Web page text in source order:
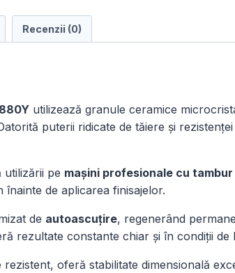
Recenzii (0)
utilizează granule ceramice
puterii ridicate de tăiere și
utilizării pe mașini profesionale cu
de aplicarea finisajelor.
de autoascuțire, regenerând
rezultate constante chiar și în condiții de
rezistent, oferă stabilitate dimensională